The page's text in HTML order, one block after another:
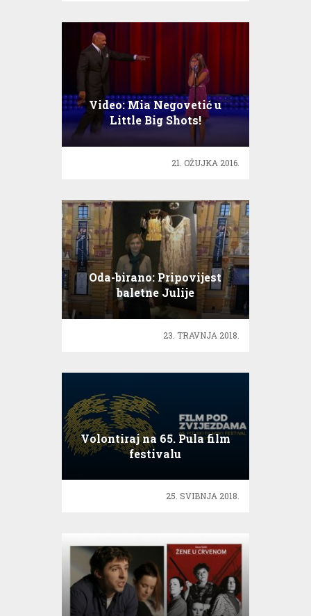
Video: Mia Negovetić u
Little Big Shots!
21. OŽUJKA 2016.
Oda-birano: Pripovijest
baletne Julije
23. TRAVNJA 2018.
Volontiraj na 65. Pula film
festivalu
25. SVIBNJA 2018.